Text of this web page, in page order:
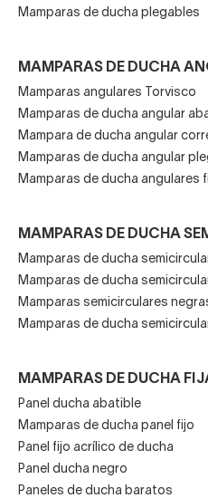
Mamparas de
Nuestras
mamparas de
80x80son muy baratas,
calidad-precio y fabricadas
opciones más baratas en
mamparas para el baño.
curvas con estas
precios, te sorprenderán lo
más barata no llega a los 200
los 500.
Este grupo de mamparas de
entre el 25% y el 51%.
disfrutarla!
Mamparas de ducha plegables
MAMPARAS DE DUCHA
Mamparas angulares Torvisco
Mamparas de ducha angular
Mampara de ducha angular
Mamparas de ducha angular
Mamparas de ducha angulares
MAMPARAS DE DUCHA
Mamparas de ducha
Mamparas de ducha
Mamparas semicirculares
Mamparas de ducha
MAMPARAS DE DUCHA
Panel ducha abatible
Mamparas de ducha panel fijo
Panel fijo acrílico de ducha
Panel ducha negro
Paneles de ducha baratos